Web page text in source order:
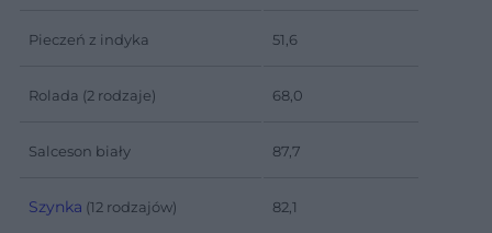
Pieczeń z indyka 51,6
Rolada (2 rodzaje) 68,0
Salceson biały 87,7
Szynka (12 rodzajów) 82,1